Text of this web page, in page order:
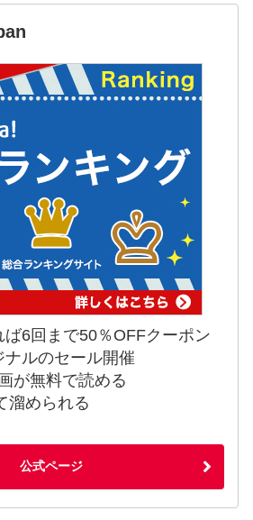
ば6回まで50％OFFクーポン
ナルのセール開催
が無料で読める
溜められる
公式ページ